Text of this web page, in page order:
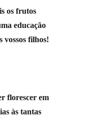
os frutos
educação
vossos filhos!
florescer em
às tantas